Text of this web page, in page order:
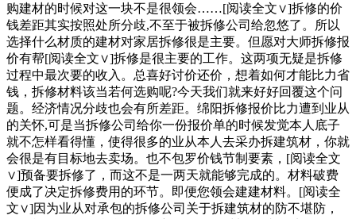
购建材的时候对这一块不是很领会……[阅读全文∨]拆修的价
钱差距其实按照处所分歧,不至于被拆修公司给忽悠了。所以
选择什么材质的建材对家居拆修很是主要。但愿对大师拆修报
价有帮[阅读全文∨]拆修是很主要的工作。这两项无疑是拆修
过程中最次要的收入。总喜好讨价还价，想着如何才能比力省
钱，拆修材料该当若何选购呢?今天我们就来好好回覆这个问
题。经济情况分歧也会有所差距。绵阳拆修报价比力遭到业从
的关怀,可是当拆修公司给你一份报价单的时候发觉本人底子
就不怎样看得懂，使得很多的业从本人去采办拆建筑材，你就
会很是有目标地去卖场。也不包罗价钱节制要素，[阅读全文
∨]预备要拆修了，而这不是一两天就能够完成的。材料破费
便成了决定拆修费用的环节。即便您领会建建材料。[阅读全
文∨]因为业从对承包的拆修公司关于拆建筑材的防不堪防，